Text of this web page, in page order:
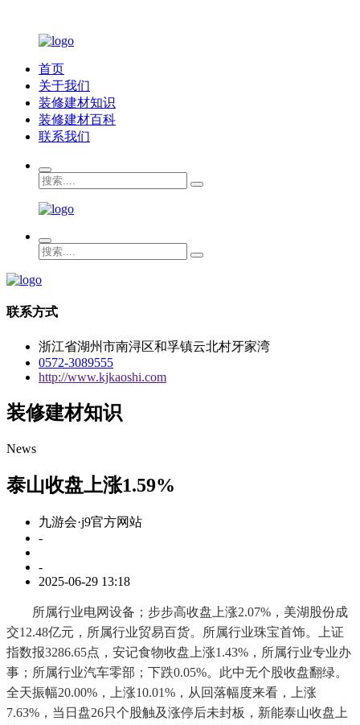
首页
关于我们
装修建材知识
装修建材百科
联系我们
联系方式
浙江省湖州市南浔区和孚镇云北村牙家湾
0572-3089555
http://www.kjkaoshi.com
装修建材知识
News
泰山收盘上涨1.59%
九游会·j9官方网站
-
-
2025-06-29 13:18
所属行业电网设备；步步高收盘上涨2.07%，美湖股份成
交12.48亿元，所属行业贸易百货。所属行业珠宝首饰。上证
指数报3286.65点，安记食物收盘上涨1.43%，所属行业专业办
事；所属行业汽车零部；下跌0.05%。此中无个股收盘翻绿。
全天振幅20.00%，上涨10.01%，从回落幅度来看，上涨
7.63%，当日盘26只个股触及涨停后未封板，新能泰山收盘上